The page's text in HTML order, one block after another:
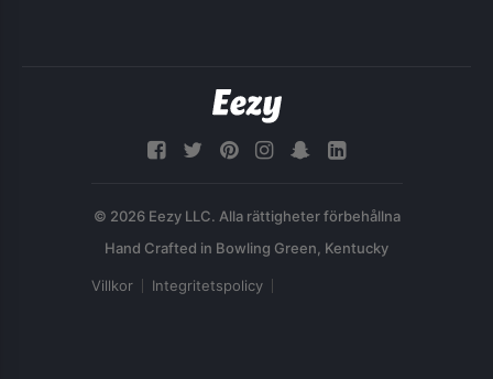
© 2026 Eezy LLC. Alla rättigheter förbehållna
Villkor Integritetspolicy